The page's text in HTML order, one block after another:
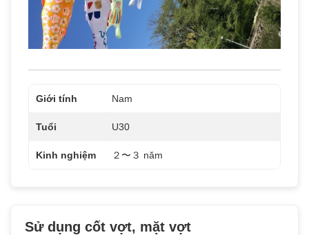
Giới tính Nam
Tuổi U30
Kinh nghiệm ２〜３ năm
Sử dụng cốt vợt, mặt vợt